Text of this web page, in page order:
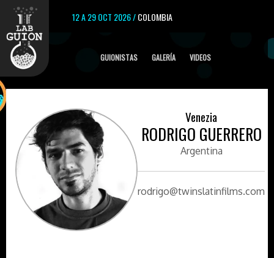
12 A 29 OCT 2026 /COLOMBIA
GUIONISTAS GALERÍA VIDEOS
Venezia
RODRIGO GUERRERO
Argentina
rodrigo@twinslatinfilms.com